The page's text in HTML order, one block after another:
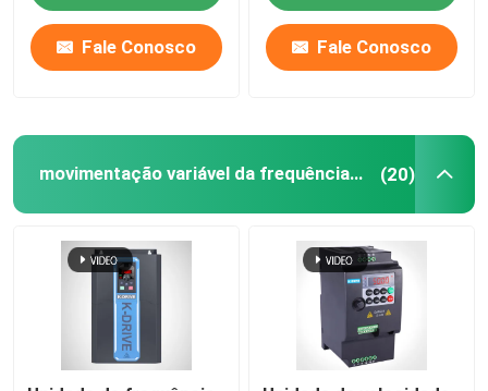
Fale Conosco Fale Conosco
movimentação variável da frequência do vfd (20)